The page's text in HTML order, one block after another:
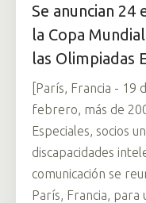
Se anuncian
la Copa
las Olimpiadas
[París, Francia -
febrero, más de
Especiales, socios
discapacidades
comunicación se
París, Francia,